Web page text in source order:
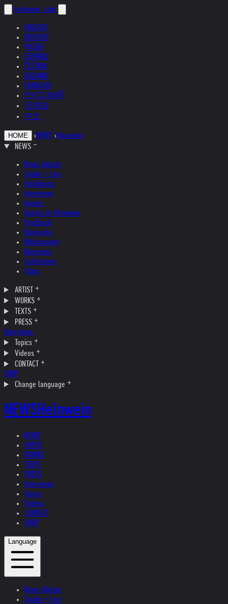
helnwein .com
ENGLISH
DEUTSCH
POLSKI
ESPAÑOL
ČEŠTINA
ITALIANO
FRANÇAIS
РУССКИЙ
日本語
中文
HOME ›NEWS ›Museums
NEWS
News Update
Studio + Live
Exhibitions
Interviews
Quotes
Quotes by Helnwein
Feedback
Biography
Bibliography
Museums
Collections
Films
ARTIST
WORKS
TEXTS
PRESS
Interviews
Topics
Videos
CONTACT
SHOP
Change language
NEWSHelnwein
NEWS
ARTIST
WORKS
TEXTS
PRESS
Interviews
Topics
Videos
CONTACT
SHOP
Language
News Update
Studio + Live